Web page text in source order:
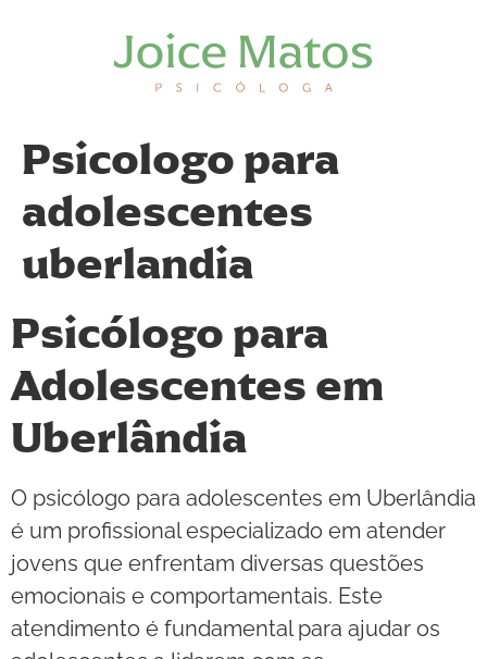
Psicologo para
adolescentes
uberlandia
Psicólogo para
Adolescentes em
Uberlândia
O psicólogo para adolescentes em Uberlândia
é um profissional especializado em atender
jovens que enfrentam diversas questões
emocionais e comportamentais. Este
atendimento é fundamental para ajudar os